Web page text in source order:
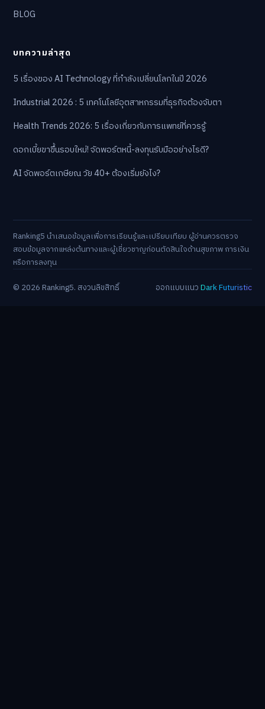
BLOG
บทความล่าสุด
5 เรื่องของ AI Technology ที่กำลังเปลี่ยนโลกในปี 2026
Industrial 2026 : 5 เทคโนโลยีอุตสาหกรรมที่ธุรกิจต้องจับตา
Health Trends 2026: 5 เรื่องเกี่ยวกับการแพทย์ที่ควรรู้
ดอกเบี้ยขาขึ้นรอบใหม่! จัดพอร์ตหนี้-ลงทุนรับมืออย่างไรดี?
AI จัดพอร์ตเกษียณ วัย 40+ ต้องเริ่มยังไง?
Ranking5 นำเสนอข้อมูลเพื่อการเรียนรู้และเปรียบเทียบ ผู้อ่านควรตรวจ
สอบข้อมูลจากแหล่งต้นทางและผู้เชี่ยวชาญก่อนตัดสินใจด้านสุขภาพ การเงิน
หรือการลงทุน
© 2026 Ranking5. สงวนลิขสิทธิ์
ออกแบบแนวDark Futuristic